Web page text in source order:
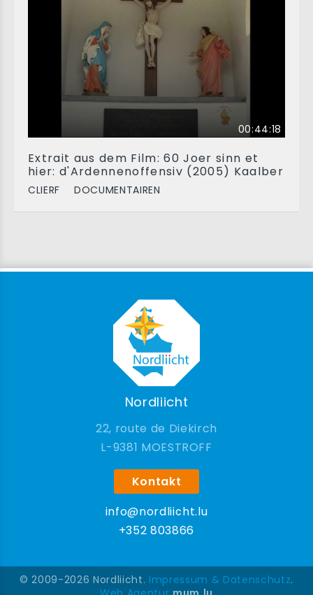
00:44:18
Extrait aus dem Film: 60 Joer sinn et
hier: d'Ardennenoffensiv (2005) Kaalber
CLIERF DOCUMENTAIREN
Nordliicht
22, route de Diekirch
9381 MOESTROFF
Kontakt
info@nordliicht.lu
+352 803866
© 2009-2026 Nordliicht. Impressum & Datenschutz.